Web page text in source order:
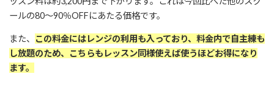
ールの80～90％OFFにあたる価格です。
また、
この料金にはレンジの利用も入っており、料金内で自主練も
し放題のため、こちらもレッスン同様使えば使うほどお得になり
ます。